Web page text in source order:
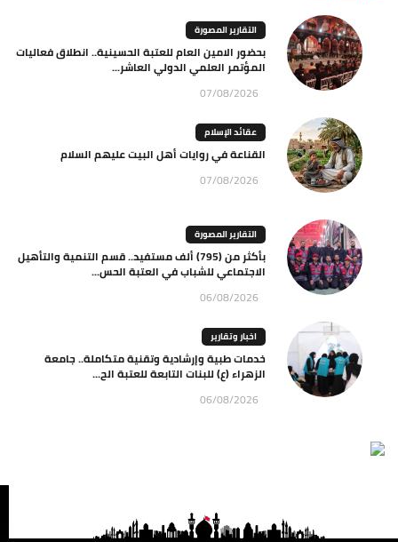
التقارير المصورة
بحضور الامين العام للعتبة الحسينية.. انطلاق فعاليات
المؤتمر العلمي الدولي العاشر...
07/08/2026
عقائد الإسلام
القناعة في روايات أهل البيت عليهم السلام
07/08/2026
التقارير المصورة
بأكثر من (795) ألف مستفيد.. قسم التنمية والتأهيل
الاجتماعي للشباب في العتبة الحس...
06/08/2026
اخبار وتقارير
خدمات طبية وإرشادية وتقنية متكاملة.. جامعة
الزهراء (ع) للبنات التابعة للعتبة الح...
06/08/2026